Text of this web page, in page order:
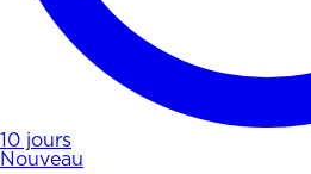
10 jours
Nouveau